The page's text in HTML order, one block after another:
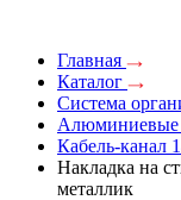
Главная
Каталог
Система
Алюминиевые
Кабель-канал
Накладка на
металлик